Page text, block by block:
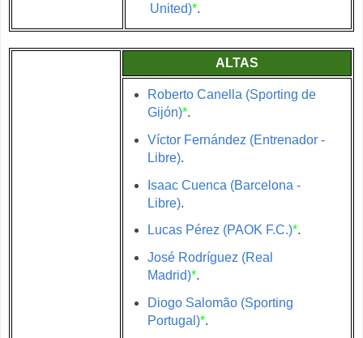
United)*.
ALTAS
Roberto Canella (Sporting de
Gijón)*.
Víctor Fernández (Entrenador -
Libre).
Isaac Cuenca (Barcelona -
Libre).
Lucas Pérez (PAOK F.C.)*.
José Rodríguez (Real
Madrid)*.
Diogo Salomão (Sporting
Portugal)*.